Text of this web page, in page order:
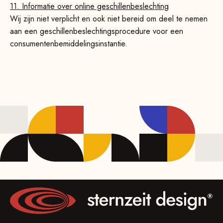
11. Informatie over online geschillenbeslechting
Wij zijn niet verplicht en ook niet bereid om deel te nemen
aan een geschillenbeslechtingsprocedure voor een
consumentenbemiddelingsinstantie.